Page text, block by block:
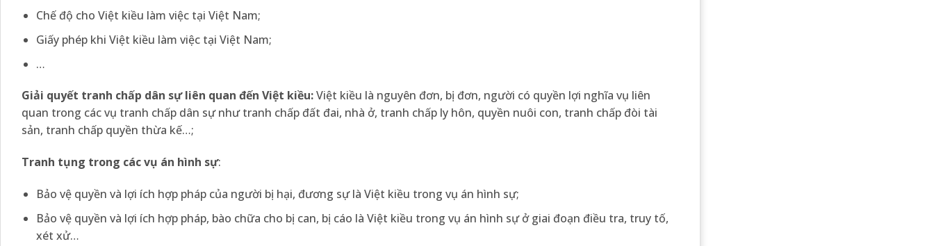
Chế độ cho Việt kiều làm việc tại Việt Nam;
Giấy phép khi Việt kiều làm việc tại Việt Nam;
…
Giải quyết tranh chấp dân sự liên quan đến Việt kiều:Việt kiều là nguyên đơn, bị đơn, người có quyền lợi nghĩa vụ liên
quan trong các vụ tranh chấp dân sự như tranh chấp đất đai, nhà ở, tranh chấp ly hôn, quyền nuôi con, tranh chấp đòi tài
sản, tranh chấp quyền thừa kế…;
Tranh tụng trong các vụ án hình sự:
Bảo vệ quyền và lợi ích hợp pháp của người bị hại, đương sự là Việt kiều trong vụ án hình sự;
Bảo vệ quyền và lợi ích hợp pháp, bào chữa cho bị can, bị cáo là Việt kiều trong vụ án hình sự ở giai đoạn điều tra, truy tố,
xét xử…